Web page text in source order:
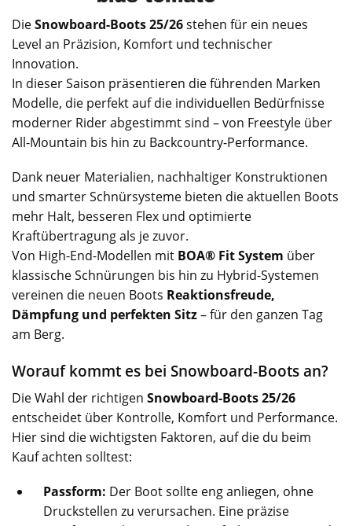
DieSnowboard-Boots 25/26stehen für ein neues
Level an Präzision, Komfort und technischer
Innovation.
In dieser Saison präsentieren die führenden Marken
Modelle, die perfekt auf die individuellen Bedürfnisse
moderner Rider abgestimmt sind – von Freestyle über
All-Mountain bis hin zu Backcountry-Performance.
Dank neuer Materialien, nachhaltiger Konstruktionen
und smarter Schnürsysteme bieten die aktuellen Boots
mehr Halt, besseren Flex und optimierte
Kraftübertragung als je zuvor.
Von High-End-Modellen mit BOA® Fit System über
klassische Schnürungen bis hin zu Hybrid-Systemen
vereinen die neuen Boots Reaktionsfreude,
Dämpfung und perfekten Sitz– für den ganzen Tag
am Berg.
Worauf kommt es bei Snowboard-Boots an?
Die Wahl der richtigen Snowboard-Boots 25/26
entscheidet über Kontrolle, Komfort und Performance.
Hier sind die wichtigsten Faktoren, auf die du beim
Kauf achten solltest:
Passform: Der Boot sollte eng anliegen, ohne
Druckstellen zu verursachen. Eine präzise